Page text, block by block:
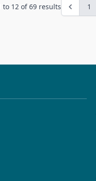
to 12of69results 1